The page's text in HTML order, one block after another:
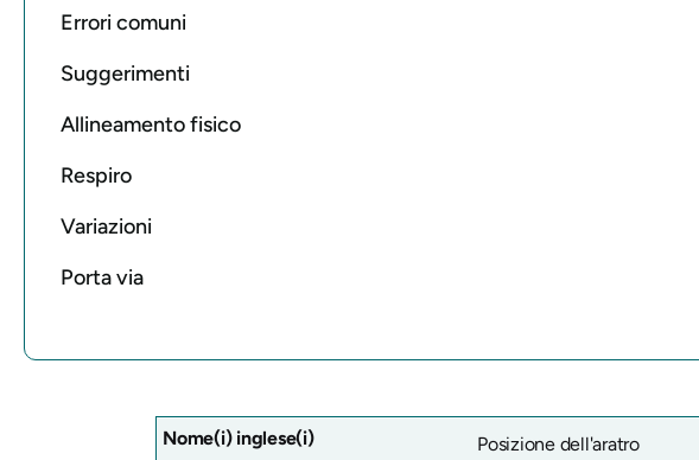
Errori comuni
Suggerimenti
Allineamento fisico
Respiro
Variazioni
Porta via
Nome(i) inglese(i) Posizione dell'aratro